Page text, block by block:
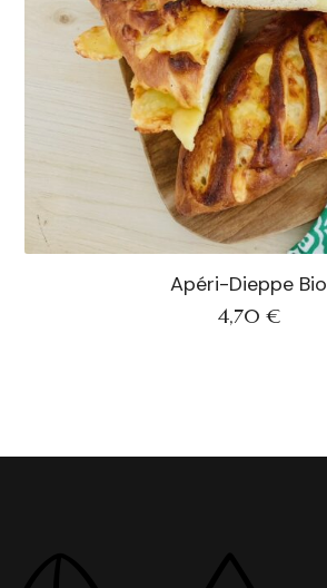
Apéri-Dieppe Bio
4,70 €